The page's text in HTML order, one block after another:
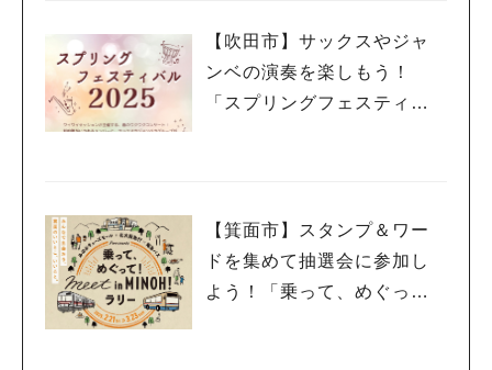
【吹田市】サックスやジャ
ンベの演奏を楽しもう！
「スプリングフェスティバ
【箕面市】スタンプ＆ワー
ドを集めて抽選会に参加し
よう！「乗って、めぐっ
#今週どこいく？#自然とふれあう#ランチ #カフェ#まとめ
#教えたい／教えて投稿記事
#大阪学院大 商品開発プロジェクト
#あなたはどっち？